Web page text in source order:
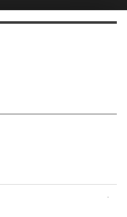
5
5